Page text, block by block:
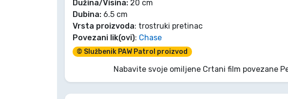
Dužina/Visina: 20 cm
Dubina: 6.5 cm
Vrsta proizvoda: trostruki pretinac
Povezani lik(ovi): Chase
© Službenik PAW Patrol proizvod
Nabavite svoje omiljene Crtani film povezane
Vrste proizvoda